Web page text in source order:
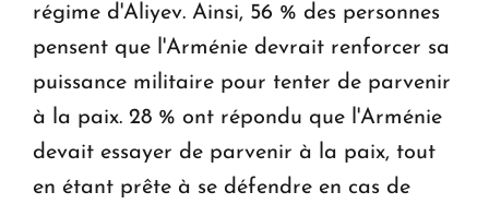
régime d'Aliyev. Ainsi, 56 % des personnes
pensent que l'Arménie devrait renforcer sa
puissance militaire pour tenter de parvenir
à la paix. 28 % ont répondu que l'Arménie
devait essayer de parvenir à la paix, tout
en étant prête à se défendre en cas de